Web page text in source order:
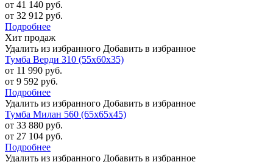
от 41 140 руб.
от 32 912 руб.
Подробнее
Хит продаж
Удалить из избранного Добавить в избранное
Тумба Верди 310 (55х60х35)
от 11 990 руб.
от 9 592 руб.
Подробнее
Удалить из избранного Добавить в избранное
Тумба Милан 560 (65х65х45)
от 33 880 руб.
от 27 104 руб.
Подробнее
Удалить из избранного Добавить в избранное